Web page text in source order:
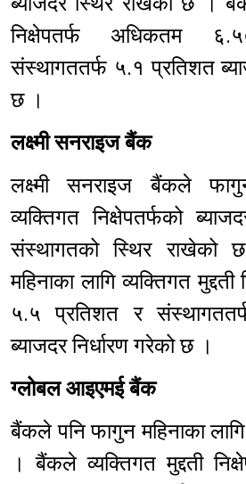
निक्षेपतर्फ अधिकतम
संस्थागततर्फ ५.१ प्रतिशत
छ ।
लक्ष्मी सनराइज बैंक
लक्ष्मी सनराइज बैंकले
व्यक्तिगत निक्षेपतर्फको
संस्थागतको स्थिर
महिनाका लागि व्यक्तिगत
५.५ प्रतिशत र
ब्याजदर निर्धारण गरेको छ ।
ग्लोबल आइएमई बैंक
बैंकले पनि फागुन महिनाका
। बैंकले व्यक्तिगत मुद्दती